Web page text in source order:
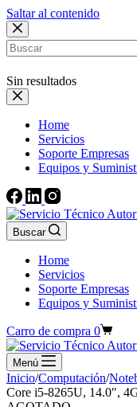
Saltar al contenido
Sin resultados
Home
Servicios
Soporte Empresas
Equipos y
Buscar
Home
Servicios
Soporte Empresas
Equipos y
Carro de compra 0
Menú
Inicio/Computación/
Core i5-8265U, 14.0″,